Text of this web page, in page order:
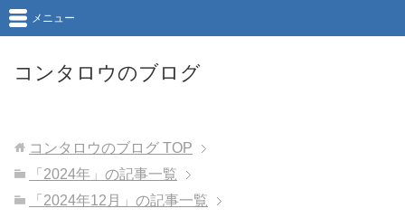
コンタロウのブログ
メニュー
コンタロウのブログ TOP
「2024年」の記事一覧
「2024年12月」の記事一覧